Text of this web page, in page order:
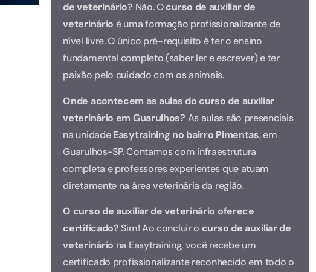
de veterinário? Não. Ocurso de auxiliar de
veterinário é uma formação profissionalizante de
nível livre. O único pré-requisito é ter o ensino
fundamental completo (saber ler e escrever) e ter
paixão pelo cuidado com os animais.
Onde acontecem as aulas do curso de auxiliar
veterinário em Guarulhos? As aulas são presenciais
na unidadeEasytraining no bairro Pimentas, em
Guarulhos-SP. Contamos com infraestrutura
completa e professores experientes que atuam
diretamente na área veterinária da região.
O curso de auxiliar de veterinário oferece
certificado? Sim! Ao concluir o curso de auxiliar de
veterinário na Easytraining, você recebe um
certificado profissionalizante reconhecido em todo o